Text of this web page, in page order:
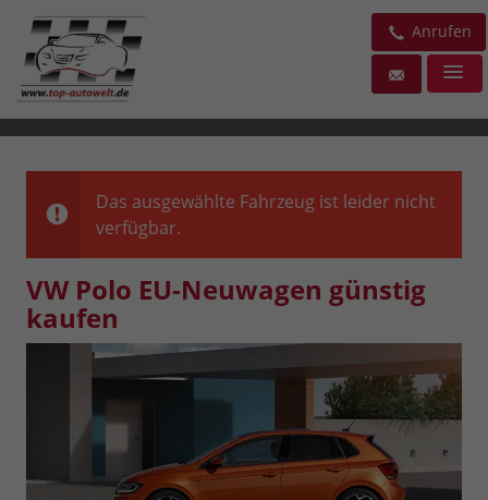
Anrufen
Das ausgewählte Fahrzeug ist leider nicht
verfügbar.
VW Polo EU-Neuwagen günstig
kaufen